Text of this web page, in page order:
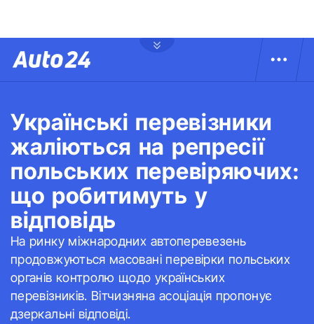
Українські перевізники
жаліються на репресії
польських перевіряючих:
що робитимуть у
відповідь
На ринку міжнародних автоперевезень
продовжуються масовані перевірки польських
органів контролю щодо українських
перевізників. Вітчизняна асоціація пропонує
дзеркальні відповіді.